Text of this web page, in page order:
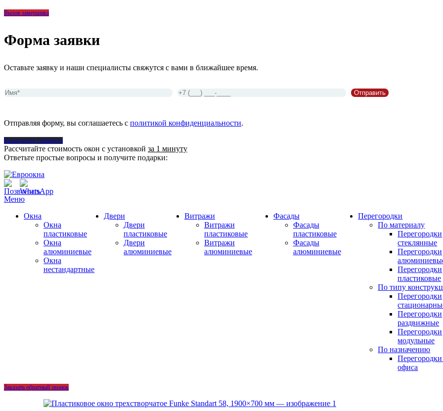
Вызов замерщика
Форма заявки
Оставьте заявку и наши специалисты свяжутся с вами в ближайшее время.
Отправляя форму, вы соглашаетесь с политикой конфиденциальности.
Калькулятор стоимости
Рассчитайте стоимость окон с установкой за 1 минуту
Ответьте простые вопросы и получите подарки:
Меню
Окна
Окна
пластиковые
Окна
алюминиевые
Окна
нестандартные
Двери
Двери
пластиковые
Двери
алюминиевые
Витражи
Витражи
пластиковые
Витражи
алюминиевые
Фасады
Фасады
пластиковые
Фасады
алюминиевые
Перегородки
По материалу
Перегородки
стеклянные
Перегородки
Перегородки
пластиковые
По типу
Перегородки
Перегородки
раздвижные
Перегородки
модульные
По назначению
офиса
Заказать обратный звонок